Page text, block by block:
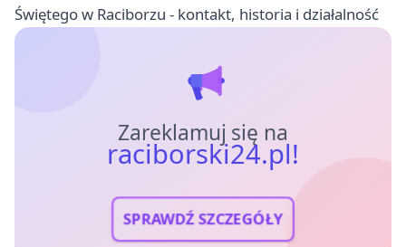
Świętego w Raciborzu - kontakt, historia i działalność
Zareklamuj się na
raciborski24.pl!
SPRAWDŹ SZCZEGÓŁY